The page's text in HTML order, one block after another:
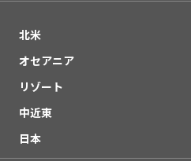
北米
オセアニア
リゾート
中近東
日本